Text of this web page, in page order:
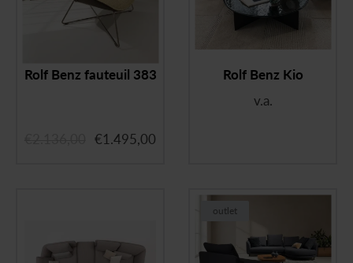
Rolf Benz fauteuil 383
€1.495,00
Rolf Benz Kio
v.a.
outlet